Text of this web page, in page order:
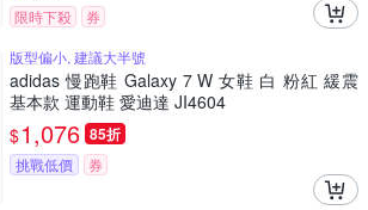
限時下殺
券
版型偏小, 建議大半號
adidas 慢跑鞋 Galaxy 7 W 女鞋 白 粉紅 緩震
基本款 運動鞋 愛迪達 JI4604
$1,076 85折
挑戰低價 券